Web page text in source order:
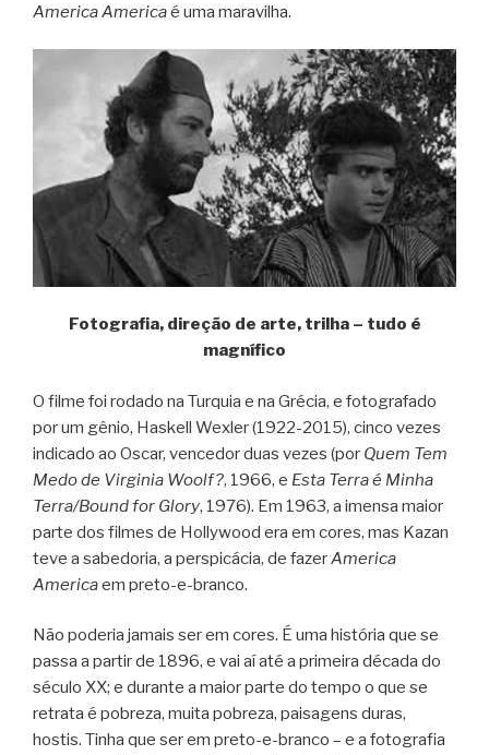
America Americaé uma maravilha.
Fotografia, direção de arte, trilha – tudo é
magnífico
O filme foi rodado na Turquia e na Grécia, e fotografado
por um gênio, Haskell Wexler (1922-2015), cinco vezes
indicado ao Oscar, vencedor duas vezes (por Quem Tem
Medo de Virginia Woolf?, 1966, e Esta Terra é Minha
Terra/Bound for Glory, 1976). Em 1963, a imensa maior
parte dos filmes de Hollywood era em cores, mas Kazan
teve a sabedoria, a perspicácia, de fazerAmerica
Americaem preto-e-branco.
Não poderia jamais ser em cores. É uma história que se
passa a partir de 1896, e vai aí até a primeira década do
século XX; e durante a maior parte do tempo o que se
retrata é pobreza, muita pobreza, paisagens duras,
hostis. Tinha que ser em preto-e-branco – e a fotografia